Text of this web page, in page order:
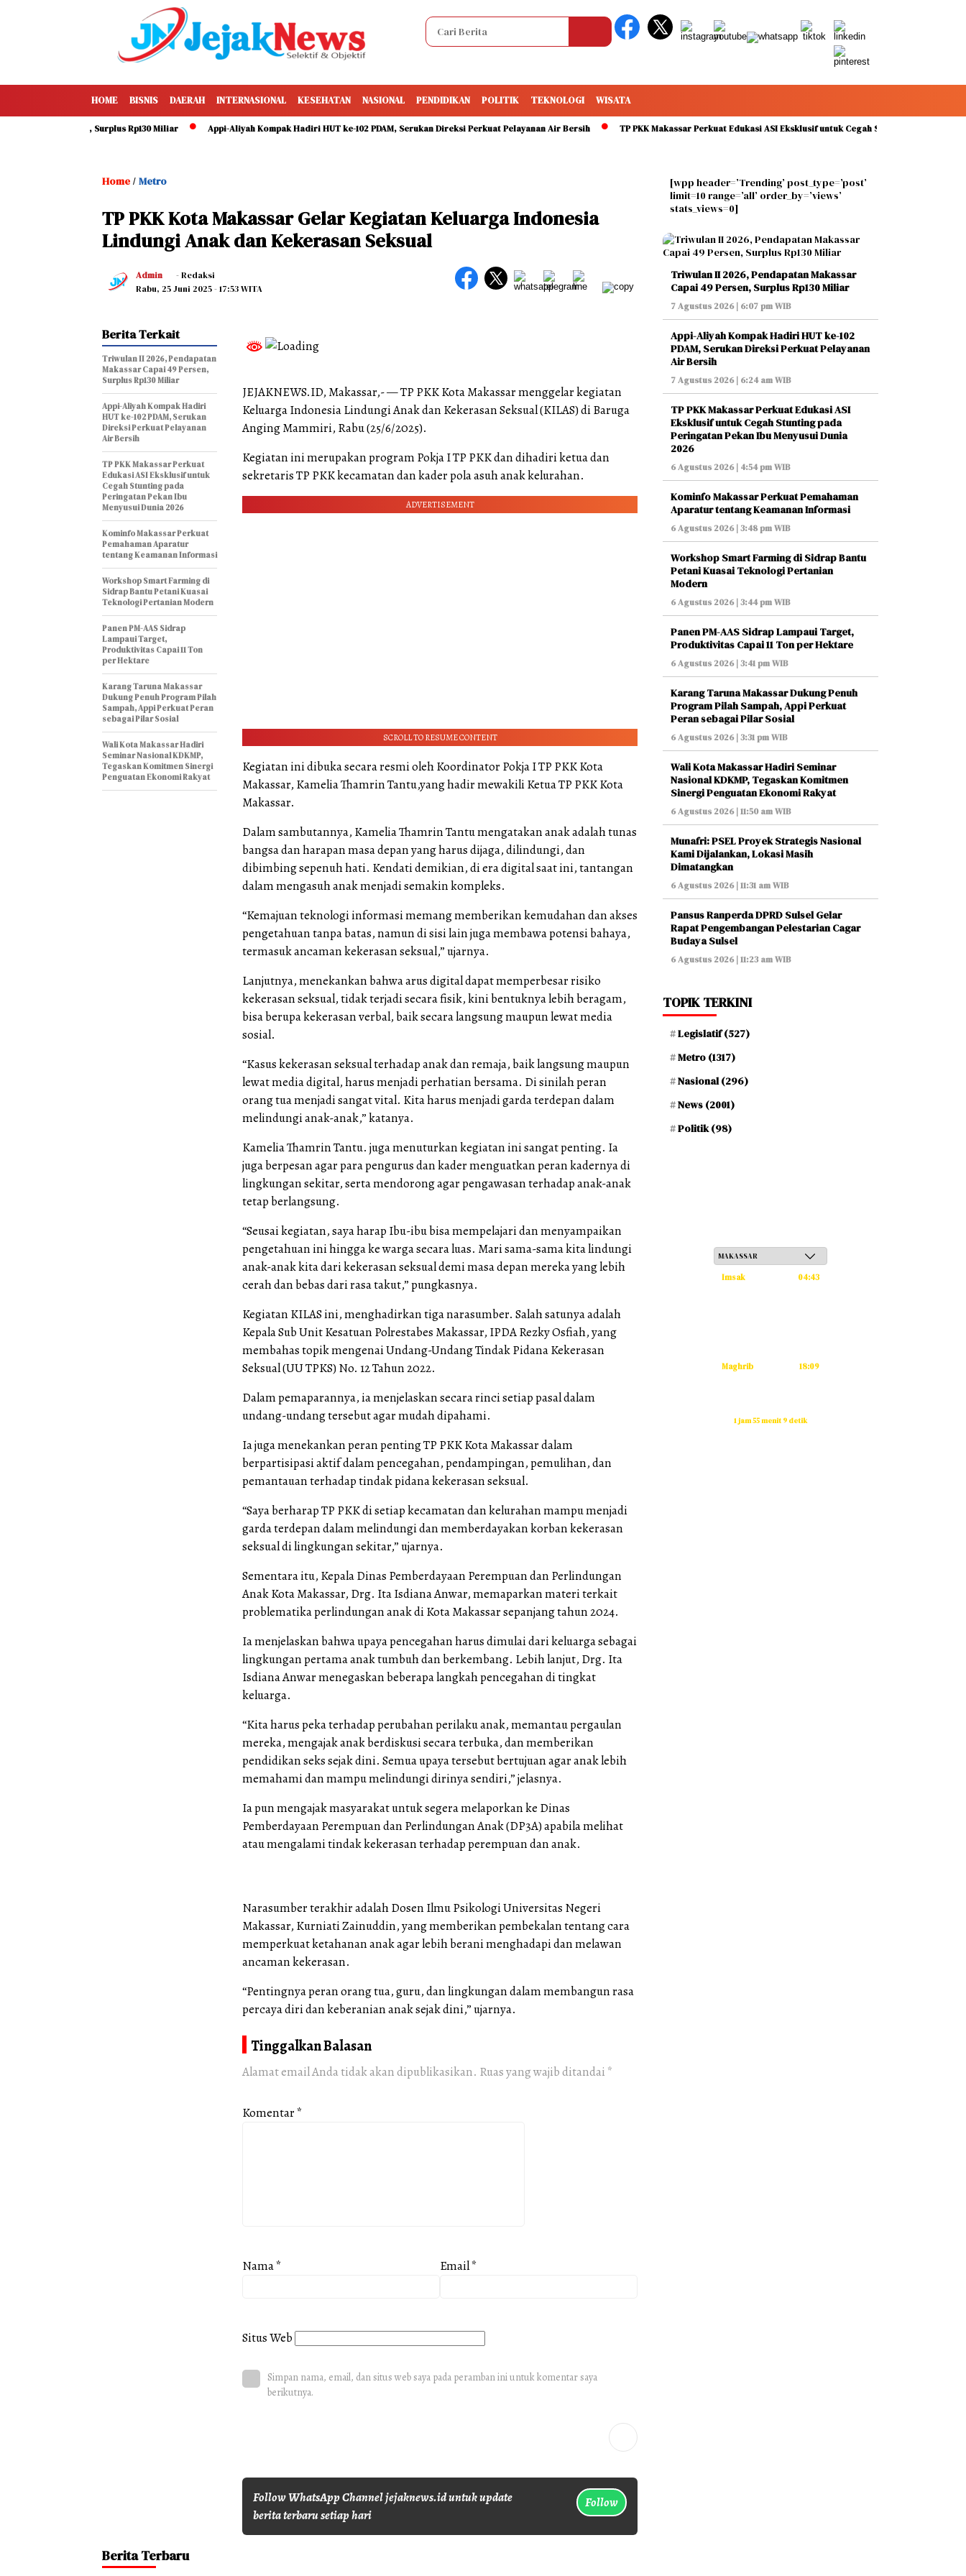
HOME BISNIS DAERAH INTERNASIONAL KESEHATAN NASIONAL PENDIDIKAN POLITIK TEKNOLOGI WISATA
49 Persen, Surplus Rp130 Miliar Appi-Aliyah Kompak Hadiri HUT ke-102 PDAM, Serukan Direksi Perkuat Pelayanan Air Bersih TP PKK Makassar Perkuat Edukasi ASI Eksklusif untuk Cegah Stunting pada Peringatan
Home / Metro
TP PKK Kota Makassar Gelar Kegiatan Keluarga Indonesia
Lindungi Anak dan Kekerasan Seksual
Admin
- Redaksi
Rabu, 25 Juni 2025- 17:53 WITA
JEJAKNEWS.ID, Makassar,- — TP PKK Kota Makassar menggelar kegiatan
Keluarga Indonesia Lindungi Anak dan Kekerasan Seksual (KILAS) di Baruga
Anging Mammiri, Rabu (25/6/2025).
Kegiatan ini merupakan program Pokja I TP PKK dan dihadiri ketua dan
sekretaris TP PKK kecamatan dan kader pola asuh anak kelurahan.
ADVERTISEMENT
SCROLL TO RESUME CONTENT
Kegiatan ini dibuka secara resmi oleh Koordinator Pokja I TP PKK Kota
Makassar, Kamelia Thamrin Tantu,yang hadir mewakili Ketua TP PKK Kota
Makassar.
Dalam sambutannya, Kamelia Thamrin Tantu mengatakan anak adalah tunas
bangsa dan harapan masa depan yang harus dijaga, dilindungi, dan
dibimbing sepenuh hati. Kendati demikian, di era digital saat ini, tantangan
dalam mengasuh anak menjadi semakin kompleks.
“Kemajuan teknologi informasi memang memberikan kemudahan dan akses
pengetahuan tanpa batas, namun di sisi lain juga membawa potensi bahaya,
termasuk ancaman kekerasan seksual,” ujarnya.
Lanjutnya, menekankan bahwa arus digital dapat memperbesar risiko
kekerasan seksual, tidak terjadi secara fisik, kini bentuknya lebih beragam,
bisa berupa kekerasan verbal, baik secara langsung maupun lewat media
sosial.
“Kasus kekerasan seksual terhadap anak dan remaja, baik langsung maupun
lewat media digital, harus menjadi perhatian bersama. Di sinilah peran
orang tua menjadi sangat vital. Kita harus menjadi garda terdepan dalam
melindungi anak-anak,” katanya.
Kamelia Thamrin Tantu. juga menuturkan kegiatan ini sangat penting. Ia
juga berpesan agar para pengurus dan kader menguatkan peran kadernya di
lingkungan sekitar, serta mendorong agar pengawasan terhadap anak-anak
tetap berlangsung.
“Seusai kegiatan, saya harap Ibu-ibu bisa mempelajari dan menyampaikan
pengetahuan ini hingga ke warga secara luas. Mari sama-sama kita lindungi
anak-anak kita dari kekerasan seksual demi masa depan mereka yang lebih
cerah dan bebas dari rasa takut,” pungkasnya.
Kegiatan KILAS ini, menghadirkan tiga narasumber. Salah satunya adalah
Kepala Sub Unit Kesatuan Polrestabes Makassar, IPDA Rezky Osfiah, yang
membahas topik mengenai Undang-Undang Tindak Pidana Kekerasan
Seksual (UU TPKS) No. 12 Tahun 2022.
Dalam pemaparannya, ia menjelaskan secara rinci setiap pasal dalam
undang-undang tersebut agar mudah dipahami.
Ia juga menekankan peran penting TP PKK Kota Makassar dalam
berpartisipasi aktif dalam pencegahan, pendampingan, pemulihan, dan
pemantauan terhadap tindak pidana kekerasan seksual.
“Saya berharap TP PKK di setiap kecamatan dan kelurahan mampu menjadi
garda terdepan dalam melindungi dan memberdayakan korban kekerasan
seksual di lingkungan sekitar,” ujarnya.
Sementara itu, Kepala Dinas Pemberdayaan Perempuan dan Perlindungan
Anak Kota Makassar, Drg. Ita Isdiana Anwar, memaparkan materi terkait
problematika perlindungan anak di Kota Makassar sepanjang tahun 2024.
Ia menjelaskan bahwa upaya pencegahan harus dimulai dari keluarga sebagai
lingkungan pertama anak tumbuh dan berkembang. Lebih lanjut, Drg. Ita
Isdiana Anwar menegaskan beberapa langkah pencegahan di tingkat
keluarga.
“Kita harus peka terhadap perubahan perilaku anak, memantau pergaulan
mereka, mengajak anak berdiskusi secara terbuka, dan memberikan
pendidikan seks sejak dini. Semua upaya tersebut bertujuan agar anak lebih
memahami dan mampu melindungi dirinya sendiri,” jelasnya.
Ia pun mengajak masyarakat untuk segera melaporkan ke Dinas
Pemberdayaan Perempuan dan Perlindungan Anak (DP3A) apabila melihat
atau mengalami tindak kekerasan terhadap perempuan dan anak.
Narasumber terakhir adalah Dosen Ilmu Psikologi Universitas Negeri
Makassar, Kurniati Zainuddin, yang memberikan pembekalan tentang cara
memperkuat ketahanan anak agar lebih berani menghadapi dan melawan
ancaman kekerasan.
“Pentingnya peran orang tua, guru, dan lingkungan dalam membangun rasa
percaya diri dan keberanian anak sejak dini,” ujarnya.
Tinggalkan Balasan
Alamat email Anda tidak akan dipublikasikan. Ruas yang wajib ditandai *
Komentar*
Nama* Email*
Situs Web
Simpan nama, email, dan situs web saya pada peramban ini untuk komentar saya
berikutnya.
Follow WhatsApp Channel jejaknews.id untuk update
berita terbaru setiap hari
Follow
Berita Terkait
Triwulan II 2026, Pendapatan
Makassar Capai 49 Persen,
Surplus Rp130 Miliar
Appi-Aliyah Kompak Hadiri
HUT ke-102 PDAM, Serukan
Direksi Perkuat Pelayanan
Air Bersih
TP PKK Makassar Perkuat
Edukasi ASI Eksklusif untuk
Cegah Stunting pada
Peringatan Pekan Ibu
Menyusui Dunia 2026
Kominfo Makassar Perkuat
Pemahaman Aparatur
tentang Keamanan Informasi
Workshop Smart Farming di
Sidrap Bantu Petani Kuasai
Teknologi Pertanian Modern
Panen PM-AAS Sidrap
Lampaui Target,
Produktivitas Capai 11 Ton
per Hektare
Karang Taruna Makassar
Dukung Penuh Program Pilah
Sampah, Appi Perkuat Peran
sebagai Pilar Sosial
Wali Kota Makassar Hadiri
Seminar Nasional KDKMP,
Tegaskan Komitmen Sinergi
Penguatan Ekonomi Rakyat
Berita Terbaru
[wpp header=’Trending’ post_type=’post’
limit=10 range=’all’ order_by=’views’
stats_views=0]
Triwulan II 2026, Pendapatan Makassar
Capai 49 Persen, Surplus Rp130 Miliar
7 Agustus 2026 | 6:07 pm WIB
Appi-Aliyah Kompak Hadiri HUT ke-102
PDAM, Serukan Direksi Perkuat Pelayanan
Air Bersih
7 Agustus 2026 | 6:24 am WIB
TP PKK Makassar Perkuat Edukasi ASI
Eksklusif untuk Cegah Stunting pada
Peringatan Pekan Ibu Menyusui Dunia
2026
6 Agustus 2026 | 4:54 pm WIB
Kominfo Makassar Perkuat Pemahaman
Aparatur tentang Keamanan Informasi
6 Agustus 2026 | 3:48 pm WIB
Workshop Smart Farming di Sidrap Bantu
Petani Kuasai Teknologi Pertanian
Modern
6 Agustus 2026 | 3:44 pm WIB
Panen PM-AAS Sidrap Lampaui Target,
Produktivitas Capai 11 Ton per Hektare
6 Agustus 2026 | 3:41 pm WIB
Karang Taruna Makassar Dukung Penuh
Program Pilah Sampah, Appi Perkuat
Peran sebagai Pilar Sosial
6 Agustus 2026 | 3:31 pm WIB
Wali Kota Makassar Hadiri Seminar
Nasional KDKMP, Tegaskan Komitmen
Sinergi Penguatan Ekonomi Rakyat
6 Agustus 2026 | 11:50 am WIB
Munafri: PSEL Proyek Strategis Nasional
Kami Dijalankan, Lokasi Masih
Dimatangkan
6 Agustus 2026 | 11:31 am WIB
Pansus Ranperda DPRD Sulsel Gelar
Rapat Pengembangan Pelestarian Cagar
Budaya Sulsel
6 Agustus 2026 | 11:23 am WIB
TOPIK TERKINI
Legislatif(527)
Metro (1317)
Nasional(296)
News (2001)
Politik(98)
Imsak 04:43
Maghrib 18:09
1 jam 55 menit 8 detik